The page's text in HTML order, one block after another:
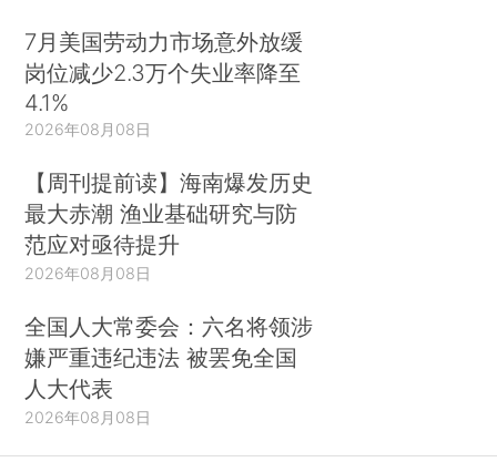
7月美国劳动力市场意外放缓
岗位减少2.3万个失业率降至
4.1%
2026年08月08日
【周刊提前读】海南爆发历史
最大赤潮 渔业基础研究与防
范应对亟待提升
2026年08月08日
全国人大常委会：六名将领涉
嫌严重违纪违法 被罢免全国
人大代表
2026年08月08日